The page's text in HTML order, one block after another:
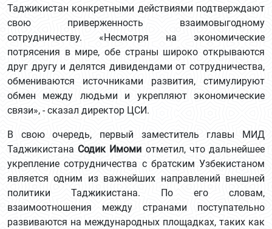
Таджикистан конкретными действиями подтверждают
свою приверженность взаимовыгодному
сотрудничеству. «Несмотря на экономические
потрясения в мире, обе страны широко открываются
друг другу и делятся дивидендами от сотрудничества,
обмениваются источниками развития, стимулируют
обмен между людьми и укрепляют экономические
связи», - сказал директор ЦСИ.
В свою очередь, первый заместитель главы МИД
Таджикистана Содик Имоми отметил, что дальнейшее
укрепление сотрудничества с братским Узбекистаном
является одним из важнейших направлений внешней
политики Таджикистана. По его словам,
взаимоотношения между странами поступательно
развиваются на международных площадках, таких как